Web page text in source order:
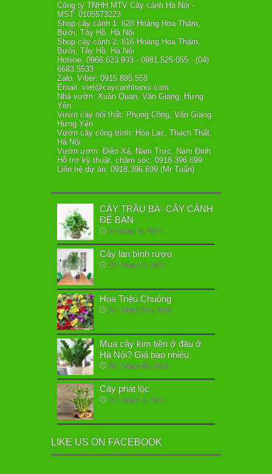
Công ty TNHH MTV Cây cảnh Hà Nội -
MST: 0105573223
Shop cây cảnh 1: 628 Hoàng Hoa Thám,
Bưởi, Tây Hồ, Hà Nội
Shop cây cảnh 2: 616 Hoàng Hoa Thám,
Bưởi, Tây Hồ, Hà Nội
Hotline: 0966.623.933 - 0981.525.055 - (04)
6683.5533
Zalo, Viber: 0915.885.558
Email: viet@caycanhhanoi.com
Nhà vườn: Xuân Quan, Văn Giang, Hưng
Yên
Vườn cây nội thất: Phụng Công, Văn Giang,
Hưng Yên
Vườn cây công trình: Hòa Lạc, Thạch Thất,
Hà Nội
Vườn ươm: Điền Xá, Nam Trực, Nam Định
Hỗ trợ kỹ thuật, chăm sóc: 0918.396.699
Liên hệ dự án: 0918.396.699 (Mr Tuấn)
CÂY TRẦU BÀ- CÂY CẢNH
ĐỂ BÀN
6 Tháng Tư, 2017
Cây lan bình rượu
23 Tháng Tư, 2017
Hoa Triệu Chuông
14 Tháng Chín, 2018
Mua cây kim tiền ở đâu ở
Hà Nội? Giá bao nhiêu
16 Tháng Một, 2018
Cây phát lộc
24 Tháng Tư, 2017
LIKE US ON FACEBOOK